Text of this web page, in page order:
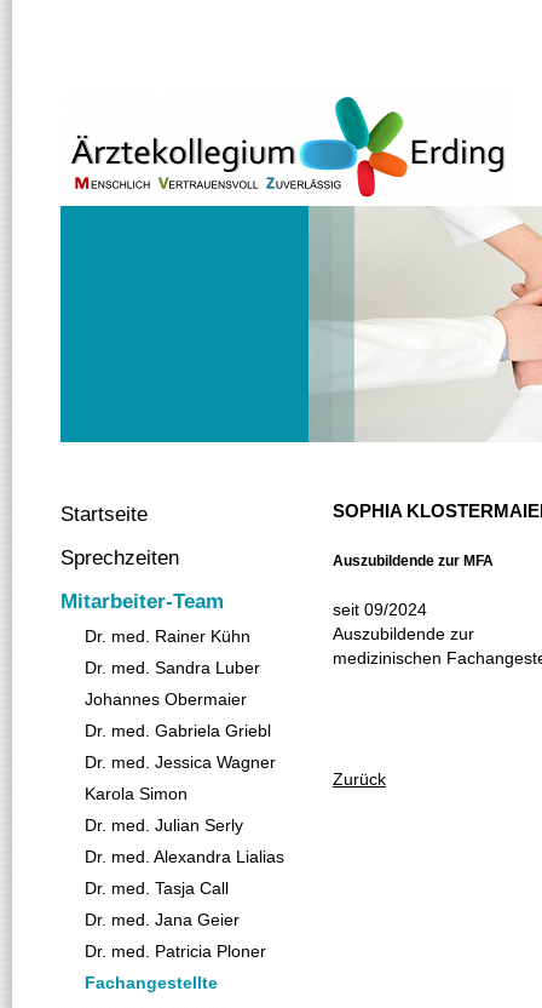
Startseite
Sprechzeiten
Mitarbeiter-Team
Dr. med. Rainer Kühn
Dr. med. Sandra Luber
Johannes Obermaier
Dr. med. Gabriela Griebl
Dr. med. Jessica Wagner
Karola Simon
Dr. med. Julian Serly
Dr. med. Alexandra Lialias
Dr. med. Tasja Call
Dr. med. Jana Geier
Dr. med. Patricia Ploner
Fachangestellte
SOPHIA
Auszubildende zur MFA
seit 09/2024
Auszubildende zur
medizinischen
Zurück